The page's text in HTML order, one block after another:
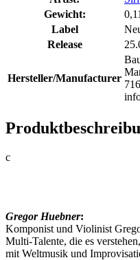
Gewicht:
Label
Release
Hersteller/Manufacturer
c
Gregor Huebner:
Komponist und Violinist
Multi-Talente, die es
mit Weltmusik und